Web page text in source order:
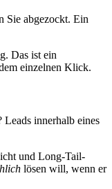
Sie abgezockt. Ein
Das ist ein
einzelnen Klick.
innerhalb eines
und Long-Tail-
lösen will, wenn er